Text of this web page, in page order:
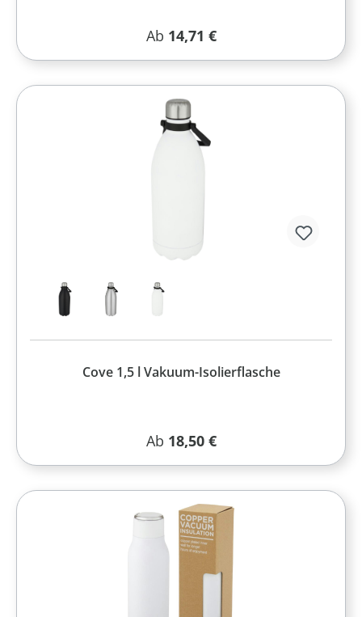
Regulärer Preis:
Ab 14,71 €
Cove 1,5 l Vakuum-Isolierflasche
Regulärer Preis:
Ab 18,50 €